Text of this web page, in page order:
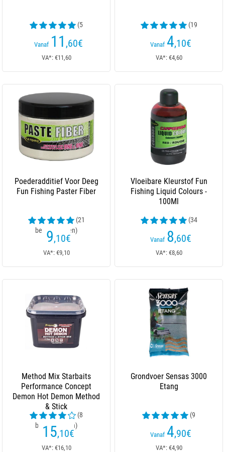
(5
beoordelingen)
Vanaf 11 ,60€
VA*: €11,60
(19
beoordelingen)
Vanaf 4,10€
VA*: €4,60
Poederadditief Voor Deeg
Fun Fishing Paster Fiber
(21
beoordelingen)
9,10€
VA*: €9,10
Vloeibare Kleurstof Fun
Fishing Liquid Colours -
100Ml
(34
beoordelingen)
Vanaf 8,60€
VA*: €8,60
Method Mix Starbaits
Performance Concept
Demon Hot Demon Method
& Stick
(8
beoordelingen)
15,10€
VA*: €16,10
Grondvoer Sensas 3000
Etang
(9
beoordelingen)
Vanaf 4,90€
VA*: €4,90